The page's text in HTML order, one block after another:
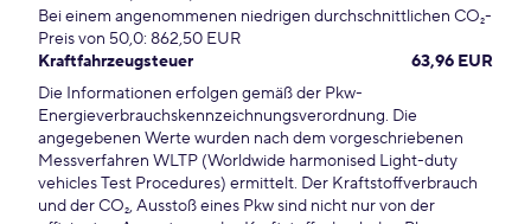
Bei einem angenommenen niedrigen durchschnittlichen CO₂-
Preis von 50,0: 862,50 EUR
Kraftfahrzeugsteuer
63,96 EUR
Die Informationen erfolgen gemäß der Pkw-
Energieverbrauchskennzeichnungsverordnung. Die
angegebenen Werte wurden nach dem vorgeschriebenen
Messverfahren WLTP (Worldwide harmonised Light-duty
vehicles Test Procedures) ermittelt. Der Kraftstoffverbrauch
und der CO₂, Ausstoß eines Pkw sind nicht nur von der